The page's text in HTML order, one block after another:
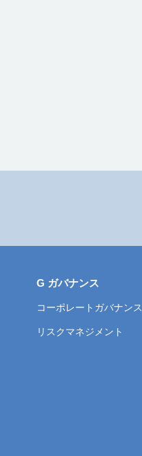
G ガバナンス
コーポレートガバナンス
リスクマネジメント